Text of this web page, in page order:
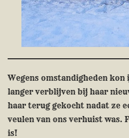
Wegens omstandigheden
langer verblijven bij haar
haar terug gekocht nadat ze
veulen van ons verhuist was.
is!